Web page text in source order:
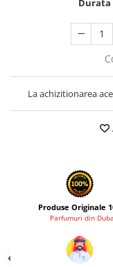
Durata
La achizitionarea
Produse Originale
Parfumuri din